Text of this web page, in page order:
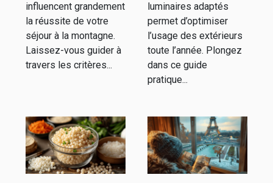
influencent grandement
la réussite de votre
séjour à la montagne.
Laissez-vous guider à
travers les critères...
luminaires adaptés
permet d’optimiser
l’usage des extérieurs
toute l’année. Plongez
dans ce guide
pratique...